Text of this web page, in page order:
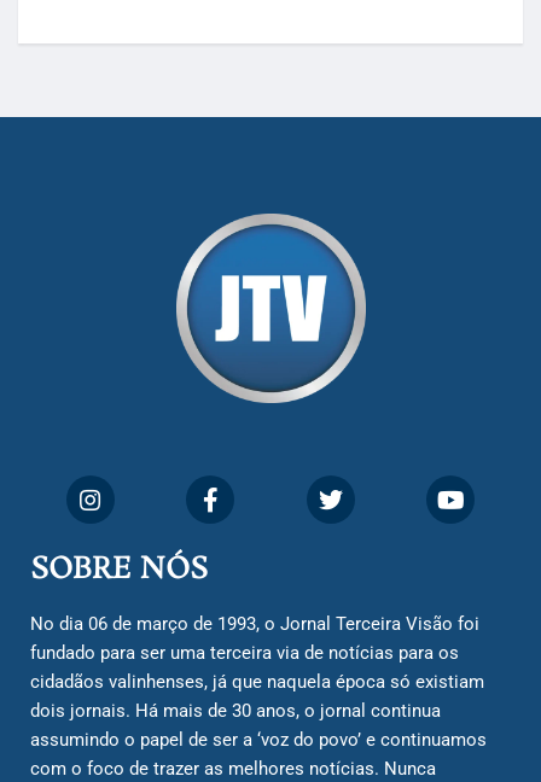
SOBRE NÓS
No dia 06 de março de 1993, o Jornal Terceira Visão foi
fundado para ser uma terceira via de notícias para os
cidadãos valinhenses, já que naquela época só existiam
dois jornais. Há mais de 30 anos, o jornal continua
assumindo o papel de ser a ‘voz do povo’ e continuamos
com o foco de trazer as melhores notícias. Nunca